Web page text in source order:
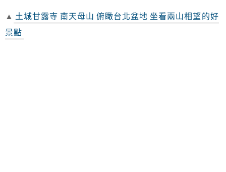
▲ 土城甘露寺 南天母山 俯瞰台北盆地 坐看兩山相望的好
景點